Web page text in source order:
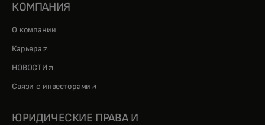
КОМПАНИЯ
О компании
Карьера opens in a new tab
НОВОСТИ opens in a new tab
Связи с инвесторами opens in a new tab
ЮРИДИЧЕСКИЕ ПРАВА И